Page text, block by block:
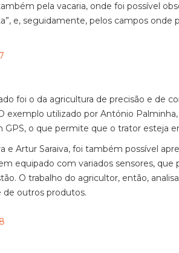
pela vacaria, onde foi possível
e, seguidamente, pelos campos onde
foi o da agricultura de precisão e de
exemplo utilizado por António
GPS, o que permite que o trator esteja
e Artur Saraiva, foi também possível
equipado com variados sensores,
O trabalho do agricultor, então,
outros produtos.